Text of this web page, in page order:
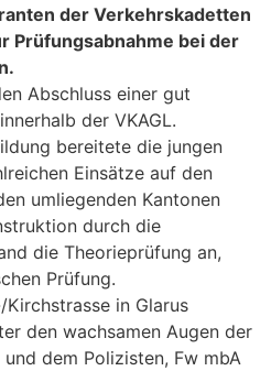
der Verkehrskadetten
Prüfungsabnahme bei der
Abschluss einer gut
der VKAGL.
bereitete die jungen
Einsätze auf den
umliegenden Kantonen
durch die
die Theorieprüfung an,
Prüfung.
in Glarus
den wachsamen Augen der
dem Polizisten, Fw mbA